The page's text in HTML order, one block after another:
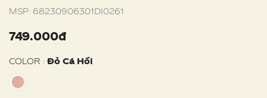
MSP: 68230906301DI0261
749.000đ
COLOR : Đỏ Cá Hồi